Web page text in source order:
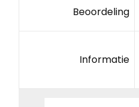
Beoordeling
Informatie